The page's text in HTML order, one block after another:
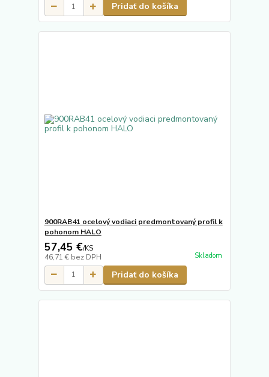
Pridať do košíka
900RAB41 ocelový vodiaci predmontovaný profil k
pohonom HALO
57,45 €/KS
46,71 € bez DPH Skladom
Pridať do košíka